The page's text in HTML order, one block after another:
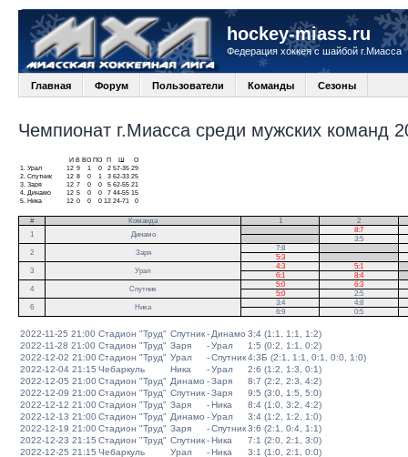
hockey-miass.ru
Федерация хоккея с шайбой г.Миасса
Главная Форум Пользователи Команды Сезоны
Чемпионат г.Миасса среди мужских команд
И В ВО ПО П
О
1.
Урал 12 9 1 0 2 57-35 29
2. Спутник 12 8 0 1 3 62-33 25
3. Заря 12 7 0 0 5 62-55 21
4.
Динамо 12 5 0 0 7 44-55 15
5.
Ника 12 0 0 0 12 24-71 0
# Команда 1
2
1
Динамо
8:7
3:5
2
Заря
7:8
5:3
3
Урал
4:3 5:1
6:1
8:4
4
Спутник
5:0
6:3
5:0
2:5
6
Ника
3:4
4:8
6:9
0:5
2022-11-25 21:00 Стадион "Труд" Спутник- Динамо 3:4 (1:1, 1:1, 1:2)
2022-11-28 21:00 Стадион "Труд" Заря -Урал
1:5 (0:2, 1:1, 0:2)
2022-12-02 21:00Стадион "Труд" Урал -Спутник4:3Б (2:1, 1:1, 0:1, 0:0, 1:0)
2022-12-04 21:15 Чебаркуль Ника -Урал
2:6 (1:2, 1:3, 0:1)
2022-12-05 21:00Стадион "Труд" Динамо -Заря
8:7 (2:2, 2:3, 4:2)
2022-12-09 21:00Стадион "Труд" Спутник-Заря
9:5 (3:0, 1:5, 5:0)
2022-12-12 21:00Стадион "Труд" Заря -Ника
8:4 (1:0, 3:2, 4:2)
2022-12-13 21:00Стадион "Труд" Динамо -Урал
3:4 (1:2, 1:2, 1:0)
2022-12-19 21:00Стадион "Труд" Заря -Спутник3:6 (2:1, 0:4, 1:1)
2022-12-23 21:15 Стадион "Труд" Спутник-Ника
7:1 (2:0, 2:1, 3:0)
2022-12-25 21:15 Чебаркуль Урал -Ника
3:1 (1:0, 2:1, 0:0)